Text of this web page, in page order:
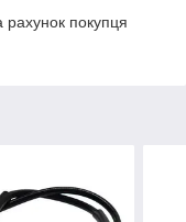
рахунок покупця